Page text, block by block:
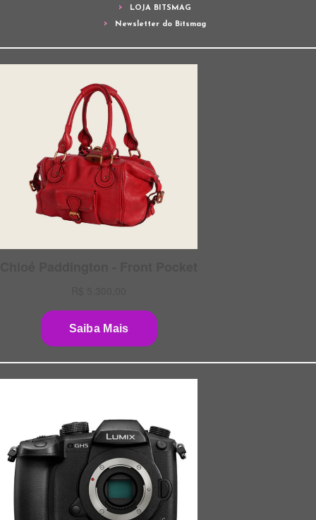
LOJA BITSMAG
Newsletter do Bitsmag